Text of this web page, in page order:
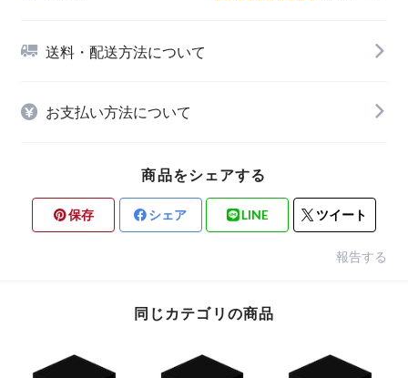
送料・配送方法について
お支払い方法について
商品をシェアする
保存 シェア LINE ツイート
報告する
同じカテゴリの商品